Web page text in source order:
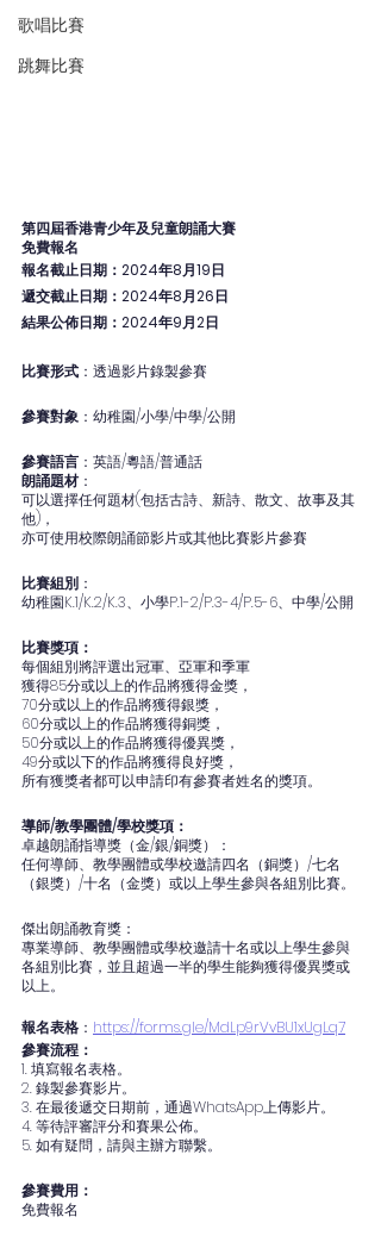
歌唱比賽
跳舞比賽
第四屆香港青少年及兒童朗誦大賽
免費報名
報名截止日期：2024年8月19日
遞交截止日期：2024年8月26日
結果公佈日期：2024年9月2日
比賽形式 ：透過影片錄製參賽
參賽對象 ：幼稚園/小學/中學/公開
參賽語言 ：英語/粵語/普通話
朗誦題材：
可以選擇任何題材(包括古詩、新詩、散文、故事及其
他)，
亦可使用校際朗誦節影片或其他比賽影片參賽
比賽組別 ：
幼稚園K.1/K.2/K.3、小學P.1-2/P.3-4/P.5-6、中學/公開
比賽獎項：
每個組別將評選出冠軍、亞軍和季軍
獲得85分或以上的作品將獲得金獎，
70分或以上的作品將獲得銀獎，
60分或以上的作品將獲得銅獎，
50分或以上的作品將獲得優異獎，
49分或以下的作品將獲得良好獎，
所有獲獎者都可以申請印有參賽者姓名的獎項。
導師/教學團體/學校獎項：
卓越朗誦指導獎（金/銀/銅獎）：
任何導師、教學團體或學校邀請四名（銅獎）/七名
（銀獎）/十名（金獎）或以上學生參與各組別比賽。
傑出朗誦教育獎：
專業導師、教學團體或學校邀請十名或以上學生參與
各組別比賽，並且超過一半的學生能夠獲得優異獎或
以上。
報名表格 ： https://forms.gle/MdLp9rVvBU1xUgLq7
參賽流程：
1. 填寫報名表格。
2. 錄製參賽影片。
3. 在最後遞交日期前，通過WhatsApp上傳影片。
4. 等待評審評分和賽果公佈。
5. 如有疑問，請與主辦方聯繫。
參賽費用：
免費報名